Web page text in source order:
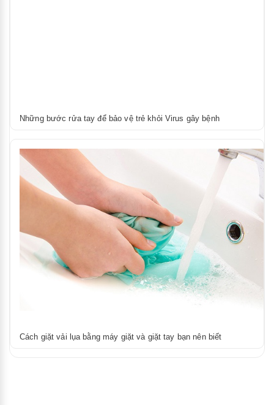
Những bước rửa tay để bảo vệ trẻ khỏi Virus gây bệnh
Cách giặt vải lụa bằng máy giặt và giặt tay bạn nên biết